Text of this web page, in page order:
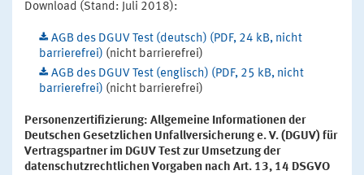
Download (Stand: Juli 2018):
AGB des DGUV Test (deutsch) (PDF, 24 kB, nicht
barrierefrei) (nicht barrierefrei)
AGB des DGUV Test (englisch) (PDF, 25 kB, nicht
barrierefrei) (nicht barrierefrei)
Personenzertifizierung: Allgemeine Informationen der
Deutschen Gesetzlichen Unfallversicherung e. V. (DGUV) für
Vertragspartner im DGUV Test zur Umsetzung der
datenschutzrechtlichen Vorgaben nach Art. 13, 14 DSGVO